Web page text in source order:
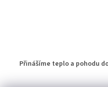
Přinášíme teplo a pohodu